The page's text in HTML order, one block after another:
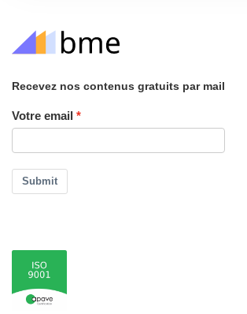
Recevez nos contenus gratuits par mail
Votre email
Submit